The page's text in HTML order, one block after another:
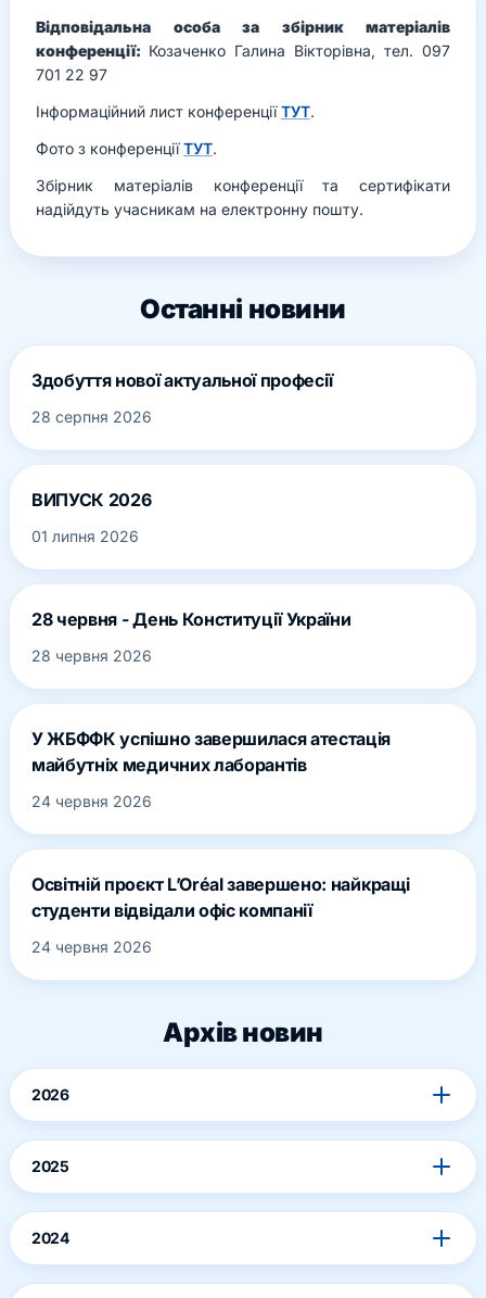
Відповідальна особа за збірник матеріалів
конференції: Козаченко Галина Вікторівна, тел. 097
701 22 97
Інформаційний лист конференціїТУТ.
Фото з конференціїТУТ.
Збірник матеріалів конференції та сертифікати
надійдуть учасникам на електронну пошту.
Останні новини
Здобуття нової актуальної професії
28 серпня 2026
ВИПУСК 2026
01 липня 2026
28 червня - День Конституції України
28 червня 2026
У ЖБФФК успішно завершилася атестація
майбутніх медичних лаборантів
24 червня 2026
Освітній проєкт L’Oréal завершено: найкращі
студенти відвідали офіс компанії
24 червня 2026
Архів новин
2026
2025
2024